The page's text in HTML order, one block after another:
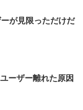
が見限っただけだ
ーザー離れた原因